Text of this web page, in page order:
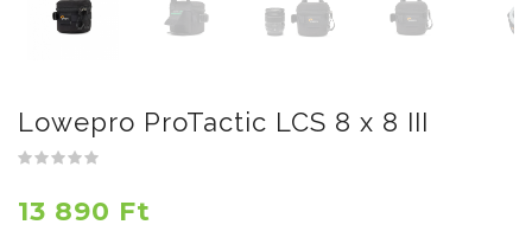
Lowepro ProTactic LCS 8 x 8 III
13 890 Ft